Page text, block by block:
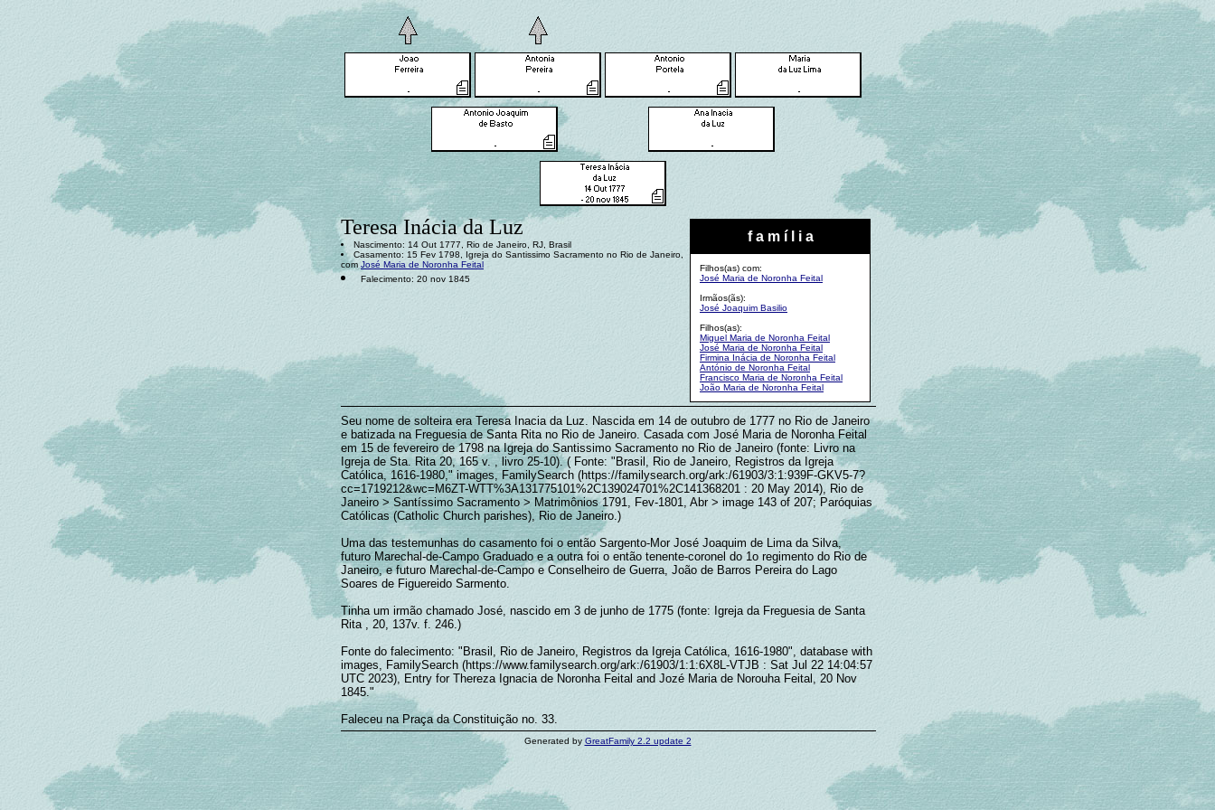
f a m í l i a
Filhos(as) com:
José Maria de Noronha Feital
Irmãos(ãs):
José Joaquim Basilio
Filhos(as):
Miguel Maria de Noronha Feital
José Maria de Noronha Feital
Firmina Inácia de Noronha Feital
António de Noronha Feital
Francisco Maria de Noronha Feital
João Maria de Noronha Feital
Teresa Inácia da Luz
Nascimento: 14 Out 1777, Rio de Janeiro, RJ, Brasil
Casamento: 15 Fev 1798, Igreja do Santissimo Sacramento no Rio de Janeiro,
com José Maria de Noronha Feital
Falecimento: 20 nov 1845
Seu nome de solteira era Teresa Inacia da Luz. Nascida em 14 de outubro de 1777 no Rio de Janeiro
e batizada na Freguesia de Santa Rita no Rio de Janeiro. Casada com José Maria de Noronha Feital
em 15 de fevereiro de 1798 na Igreja do Santissimo Sacramento no Rio de Janeiro (fonte: Livro na
Igreja de Sta. Rita 20, 165 v. , livro 25-10). ( Fonte: "Brasil, Rio de Janeiro, Registros da Igreja
Católica, 1616-1980," images, FamilySearch (https://familysearch.org/ark:/61903/3:1:939F-GKV5-7?
cc=1719212&wc=M6ZT-WTT%3A131775101%2C139024701%2C141368201 : 20 May 2014), Rio de
Janeiro > Santíssimo Sacramento > Matrimônios 1791, Fev-1801, Abr > image 143 of 207; Paróquias
Católicas (Catholic Church parishes), Rio de Janeiro.)
Uma das testemunhas do casamento foi o então Sargento-Mor José Joaquim de Lima da Silva,
futuro Marechal-de-Campo Graduado e a outra foi o então tenente-coronel do 1o regimento do Rio de
Janeiro, e futuro Marechal-de-Campo e Conselheiro de Guerra, João de Barros Pereira do Lago
Soares de Figuereido Sarmento.
Tinha um irmão chamado José, nascido em 3 de junho de 1775 (fonte: Igreja da Freguesia de Santa
Rita , 20, 137v. f. 246.)
Fonte do falecimento: "Brasil, Rio de Janeiro, Registros da Igreja Católica, 1616-1980", database with
images, FamilySearch (https://www.familysearch.org/ark:/61903/1:1:6X8L-VTJB : Sat Jul 22 14:04:57
UTC 2023), Entry for Thereza Ignacia de Noronha Feital and Jozé Maria de Norouha Feital, 20 Nov
1845."
Faleceu na Praça da Constituição no. 33.
Generated by GreatFamily 2.2 update 2